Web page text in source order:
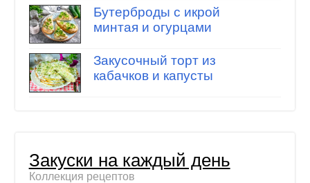
Бутерброды с икрой
минтая и огурцами
Закусочный торт из
кабачков и капусты
Закуски на каждый день
Коллекция рецептов